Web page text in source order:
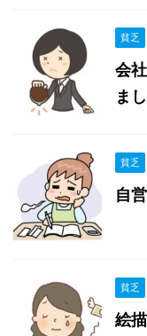
貧乏
会
ま
貧乏
自
貧乏
絵